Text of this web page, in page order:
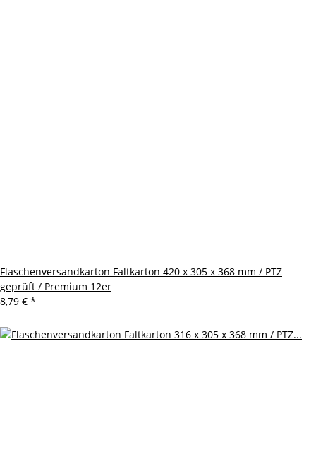
Flaschenversandkarton Faltkarton 420 x 305 x 368 mm / PTZ
geprüft / Premium 12er
8,79 € *